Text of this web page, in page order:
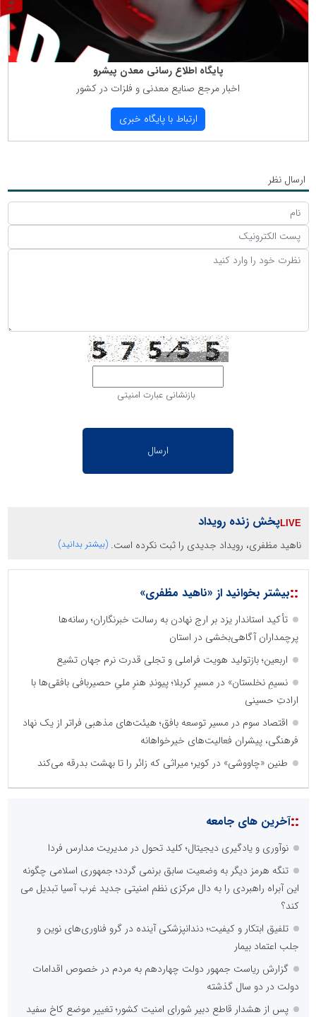
پایگاه اطلاع رسانی معدن پیشرو
اخبار مرجع صنایع معدنی و فلزات در كشور
ارتباط با پایگاه خبری
ارسال نظر
بازنشانی عبارت امنیتی
پخش زنده رویداد
ناهید مظفری، رویداد جدیدی را ثبت نکرده است. (بیشتر بدانید)
::بیشتر بخوانید از «ناهید مظفری»
تأکید استاندار یزد بر ارج نهادن به رسالت خبرنگاران؛ رسانه‌ها
پرچمداران آگاهی‌بخشی در استان
اربعین؛ بازتولید هویت فراملی و تجلی قدرت نرم جهان تشیع
نسیمِ نخلستان» در مسیرِ کربلا؛ پیوندِ هنرِ ملیِ حصیربافی بافقی‌ها با
ارادتِ حسینی
اقتصاد سوم در مسیر توسعه بافق؛ هیئت‌های مذهبی فراتر از یک نهاد
فرهنگی، پیشران فعالیت‌های خیرخواهانه
طنین «چاووشی» در کویر؛ میراثی که زائر را تا بهشت بدرقه می‌کند
::آخرین های جامعه
نوآوری و یادگیری دیجیتال؛ کلید تحول در مدیریت مدارس فردا
تنگه هرمز دیگر به وضعیت سابق برنمی گردد؛ جمهوری اسلامی چگونه
این آبراه راهبردی را به دال مرکزی نظم امنیتی جدید غرب آسیا تبدیل می
کند؟
تلفیق ابتکار و کیفیت؛ دندانپزشکی آینده در گرو فناوری‌های نوین و
جلب اعتماد بیمار
گزارش ریاست جمهور دولت چهاردهم به مردم در خصوص اقدامات
دولت در دو سال گذشته
پس از هشدار قاطع دبیر شورای امنیت کشور؛ تغییر موضع کاخ سفید
ر
و
ن
د
ه